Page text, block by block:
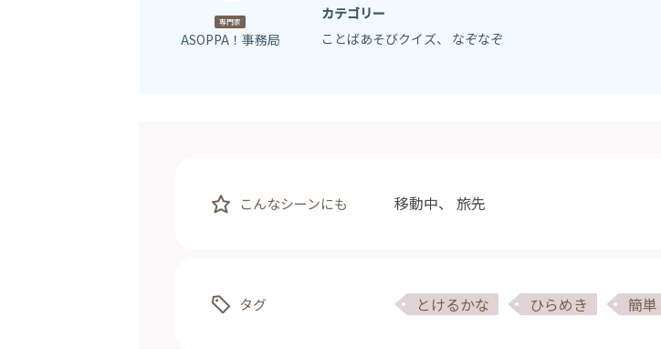
専門家
ASOPPA！事務局
カテゴリー
ことばあそびクイズ、
なぞなぞ
こんなシーンにも 移動中、 旅先
タグ とけるかな ひらめき 簡単